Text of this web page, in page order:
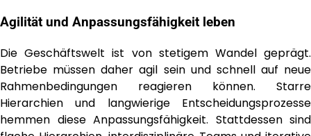
Agilität und Anpassungsfähigkeit leben
Die Geschäftswelt ist von stetigem Wandel geprägt.
Betriebe müssen daher agil sein und schnell auf neue
Rahmenbedingungen reagieren können. Starre
Hierarchien und langwierige Entscheidungsprozesse
hemmen diese Anpassungsfähigkeit. Stattdessen sind